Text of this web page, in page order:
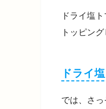
ドライ塩
トッピン
ドライ
では、さ